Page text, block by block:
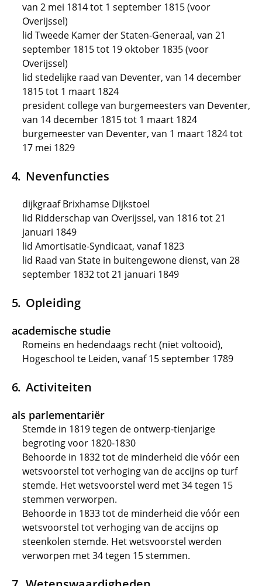
van 2 mei 1814 tot 1 september 1815 (voor
Overijssel)
lid Tweede Kamer der Staten-Generaal, van 21
september 1815 tot 19 oktober 1835 (voor
Overijssel)
lid stedelijke raad van Deventer, van 14 december
1815 tot 1 maart 1824
president college van burgemeesters van Deventer,
van 14 december 1815 tot 1 maart 1824
burgemeester van Deventer, van 1 maart 1824 tot
17 mei 1829
Nevenfuncties
dijkgraaf Brixhamse Dijkstoel
lid Ridderschap van Overijssel, van 1816 tot 21
januari 1849
lid Amortisatie-Syndicaat, vanaf 1823
lid Raad van State in buitengewone dienst, van 28
september 1832 tot 21 januari 1849
Opleiding
academische studie
Romeins en hedendaags recht (niet voltooid),
Hogeschool te Leiden, vanaf 15 september 1789
Activiteiten
als parlementariër
Stemde in 1819 tegen de ontwerp-tienjarige
begroting voor 1820-1830
Behoorde in 1832 tot de minderheid die vóór een
wetsvoorstel tot verhoging van de accijns op turf
stemde. Het wetsvoorstel werd met 34 tegen 15
stemmen verworpen.
Behoorde in 1833 tot de minderheid die vóór een
wetsvoorstel tot verhoging van de accijns op
steenkolen stemde. Het wetsvoorstel werden
verworpen met 34 tegen 15 stemmen.